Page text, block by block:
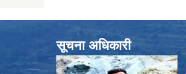
सूचना अधिकारी